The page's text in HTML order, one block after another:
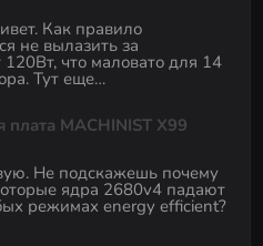
Как правило
не вылазить за
120Вт, что маловато для 14
Тут еще…
плата MACHINIST X99
Не подскажешь почему
ядра 2680v4 падают
режимах energy efficient?